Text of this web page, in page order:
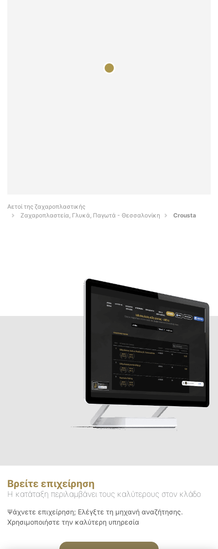
Αετοί της ζαχαροπλαστικής
Ζαχαροπλαστεία, Γλυκά, Παγωτά - Θεσσαλονίκη
Crousta
Βρείτε επιχείρηση
Η κατάταξη περιλαμβάνει τους καλύτερους στον κλάδο
Ψάχνετε επιχείρηση; Ελέγξτε τη μηχανή αναζήτησης.
Χρησιμοποιήστε την καλύτερη υπηρεσία